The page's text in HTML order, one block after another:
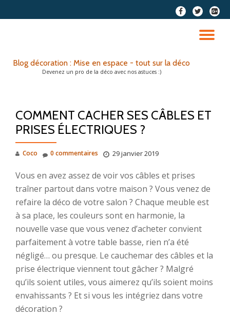
fa-
facebook
fa-
twitter
fa-
plus-
Blog décoration : Mise en espace - tout sur la déco
Devenez un pro de la déco avec nos astuces :)
COMMENT CACHER SES CÂBLES ET
PRISES ÉLECTRIQUES ?
Coco 29 janvier 2019
0 commentaires
Vous en avez assez de voir vos câbles et prises
traîner partout dans votre maison ? Vous venez de
refaire la déco de votre salon ? Chaque meuble est
à sa place, les couleurs sont en harmonie, la
nouvelle vase que vous venez d’acheter convient
parfaitement à votre table basse, rien n’a été
négligé… ou presque. Le cauchemar des câbles et la
prise électrique viennent tout gâcher ? Malgré
qu’ils soient utiles, vous aimerez qu’ils soient moins
envahissants ? Et si vous les intégriez dans votre
décoration ?